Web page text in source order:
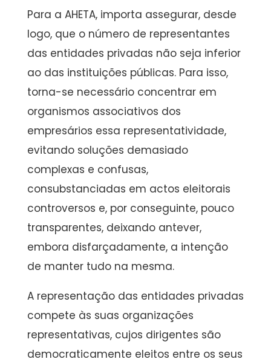
Para a AHETA, importa assegurar, desde
logo, que o número de representantes
das entidades privadas não seja inferior
ao das instituições públicas. Para isso,
torna-se necessário concentrar em
organismos associativos dos
empresários essa representatividade,
evitando soluções demasiado
complexas e confusas,
consubstanciadas em actos eleitorais
controversos e, por conseguinte, pouco
transparentes, deixando antever,
embora disfarçadamente, a intenção
de manter tudo na mesma.
A representação das entidades privadas
compete às suas organizações
representativas, cujos dirigentes são
democraticamente eleitos entre os seus